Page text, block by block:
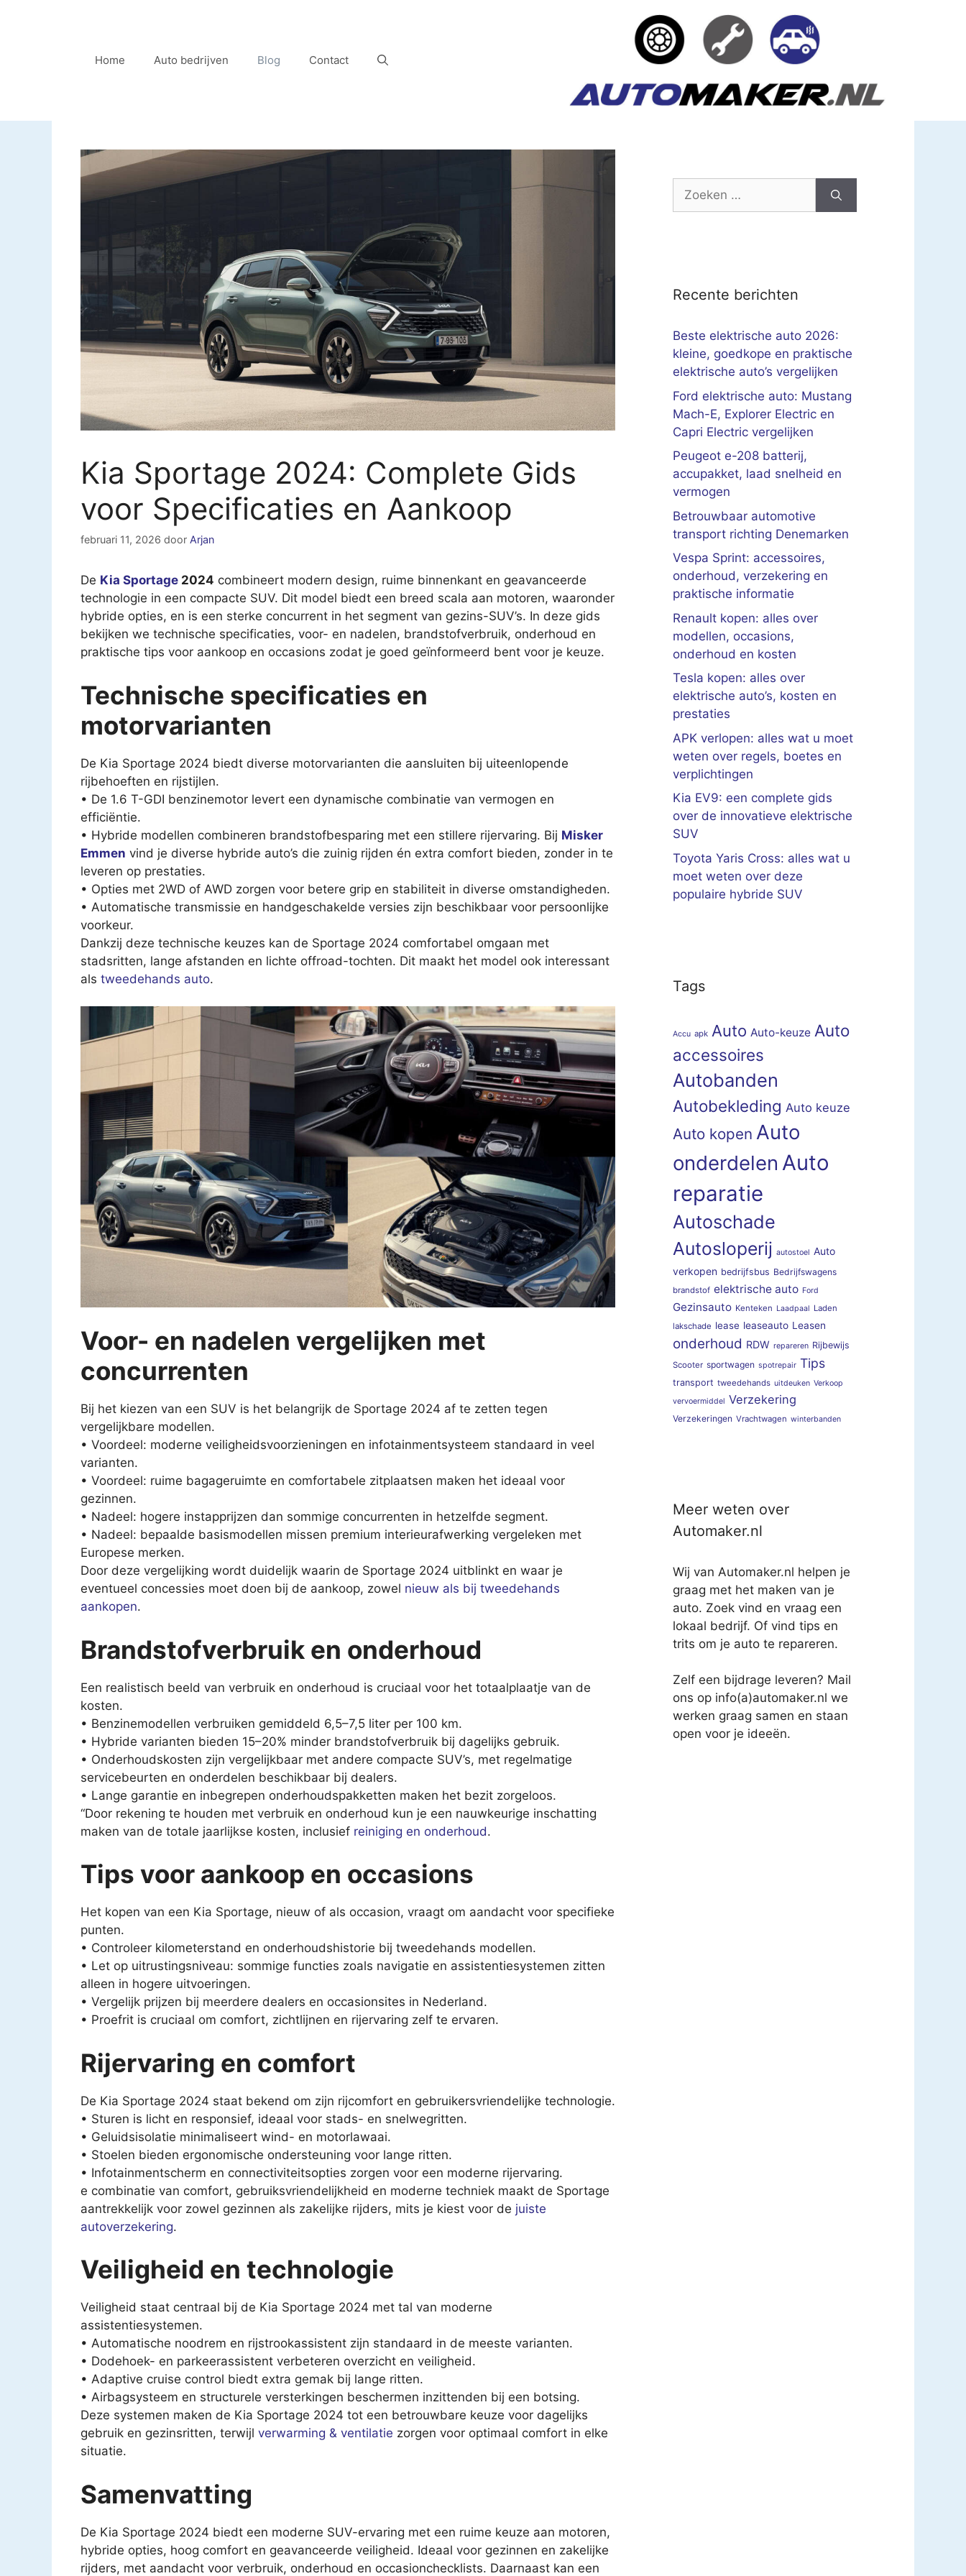
Home Auto bedrijven Blog Contact
Kia Sportage 2024: Complete Gids
voor Specificaties en Aankoop
februari 11, 2026 door Arjan
De Kia Sportage 2024 combineert modern design, ruime binnenkant en geavanceerde
technologie in een compacte SUV. Dit model biedt een breed scala aan motoren, waaronder
hybride opties, en is een sterke concurrent in het segment van gezins-SUV’s. In deze gids
bekijken we technische specificaties, voor- en nadelen, brandstofverbruik, onderhoud en
praktische tips voor aankoop en occasions zodat je goed geïnformeerd bent voor je keuze.
Technische specificaties en
motorvarianten
De Kia Sportage 2024 biedt diverse motorvarianten die aansluiten bij uiteenlopende
rijbehoeften en rijstijlen.
• De 1.6 T-GDI benzinemotor levert een dynamische combinatie van vermogen en
efficiëntie.
• Hybride modellen combineren brandstofbesparing met een stillere rijervaring. Bij Misker
Emmen vind je diverse hybride auto’s die zuinig rijden én extra comfort bieden, zonder in te
leveren op prestaties.
• Opties met 2WD of AWD zorgen voor betere grip en stabiliteit in diverse omstandigheden.
• Automatische transmissie en handgeschakelde versies zijn beschikbaar voor persoonlijke
voorkeur.
Dankzij deze technische keuzes kan de Sportage 2024 comfortabel omgaan met
stadsritten, lange afstanden en lichte offroad-tochten. Dit maakt het model ook interessant
als tweedehands auto.
Voor- en nadelen vergelijken met
concurrenten
Bij het kiezen van een SUV is het belangrijk de Sportage 2024 af te zetten tegen
vergelijkbare modellen.
• Voordeel: moderne veiligheidsvoorzieningen en infotainmentsysteem standaard in veel
varianten.
• Voordeel: ruime bagageruimte en comfortabele zitplaatsen maken het ideaal voor
gezinnen.
• Nadeel: hogere instapprijzen dan sommige concurrenten in hetzelfde segment.
• Nadeel: bepaalde basismodellen missen premium interieurafwerking vergeleken met
Europese merken.
Door deze vergelijking wordt duidelijk waarin de Sportage 2024 uitblinkt en waar je
eventueel concessies moet doen bij de aankoop, zowel nieuw als bij tweedehands
aankopen.
Brandstofverbruik en onderhoud
Een realistisch beeld van verbruik en onderhoud is cruciaal voor het totaalplaatje van de
kosten.
• Benzinemodellen verbruiken gemiddeld 6,5–7,5 liter per 100 km.
• Hybride varianten bieden 15–20% minder brandstofverbruik bij dagelijks gebruik.
• Onderhoudskosten zijn vergelijkbaar met andere compacte SUV’s, met regelmatige
servicebeurten en onderdelen beschikbaar bij dealers.
• Lange garantie en inbegrepen onderhoudspakketten maken het bezit zorgeloos.
“Door rekening te houden met verbruik en onderhoud kun je een nauwkeurige inschatting
maken van de totale jaarlijkse kosten, inclusief reiniging en onderhoud.
Tips voor aankoop en occasions
Het kopen van een Kia Sportage, nieuw of als occasion, vraagt om aandacht voor specifieke
punten.
• Controleer kilometerstand en onderhoudshistorie bij tweedehands modellen.
• Let op uitrustingsniveau: sommige functies zoals navigatie en assistentiesystemen zitten
alleen in hogere uitvoeringen.
• Vergelijk prijzen bij meerdere dealers en occasionsites in Nederland.
• Proefrit is cruciaal om comfort, zichtlijnen en rijervaring zelf te ervaren.
Rijervaring en comfort
De Kia Sportage 2024 staat bekend om zijn rijcomfort en gebruikersvriendelijke technologie.
• Sturen is licht en responsief, ideaal voor stads- en snelwegritten.
• Geluidsisolatie minimaliseert wind- en motorlawaai.
• Stoelen bieden ergonomische ondersteuning voor lange ritten.
• Infotainmentscherm en connectiviteitsopties zorgen voor een moderne rijervaring.
e combinatie van comfort, gebruiksvriendelijkheid en moderne techniek maakt de Sportage
aantrekkelijk voor zowel gezinnen als zakelijke rijders, mits je kiest voor de juiste
autoverzekering.
Veiligheid en technologie
Veiligheid staat centraal bij de Kia Sportage 2024 met tal van moderne
assistentiesystemen.
• Automatische noodrem en rijstrookassistent zijn standaard in de meeste varianten.
• Dodehoek- en parkeerassistent verbeteren overzicht en veiligheid.
• Adaptive cruise control biedt extra gemak bij lange ritten.
• Airbagsysteem en structurele versterkingen beschermen inzittenden bij een botsing.
Deze systemen maken de Kia Sportage 2024 tot een betrouwbare keuze voor dagelijks
gebruik en gezinsritten, terwijl verwarming & ventilatie zorgen voor optimaal comfort in elke
situatie.
Samenvatting
De Kia Sportage 2024 biedt een moderne SUV-ervaring met een ruime keuze aan motoren,
hybride opties, hoog comfort en geavanceerde veiligheid. Ideaal voor gezinnen en zakelijke
rijders, met aandacht voor verbruik, onderhoud en occasionchecklists. Daarnaast kan een
Zoek
Recente berichten
Beste elektrische auto 2026:
kleine, goedkope en praktische
elektrische auto’s vergelijken
Ford elektrische auto: Mustang
Mach-E, Explorer Electric en
Capri Electric vergelijken
Peugeot e-208 batterij,
accupakket, laad snelheid en
vermogen
Betrouwbaar automotive
transport richting Denemarken
Vespa Sprint: accessoires,
onderhoud, verzekering en
praktische informatie
Renault kopen: alles over
modellen, occasions,
onderhoud en kosten
Tesla kopen: alles over
elektrische auto’s, kosten en
prestaties
APK verlopen: alles wat u moet
weten over regels, boetes en
verplichtingen
Kia EV9: een complete gids
over de innovatieve elektrische
SUV
Toyota Yaris Cross: alles wat u
moet weten over deze
populaire hybride SUV
Tags
Accu apk Auto Auto-keuze Auto
accessoires
Autobanden
Autobekleding Auto keuze
Auto kopen Auto
onderdelen Auto
reparatie
Autoschade
Autosloperij autostoel Auto
verkopen bedrijfsbus Bedrijfswagens
brandstof elektrische auto Ford
Gezinsauto Kenteken Laadpaal Laden
lakschade lease leaseauto Leasen
onderhoud RDW repareren Rijbewijs
Scooter sportwagen spotrepair Tips
transport tweedehands uitdeuken Verkoop
vervoermiddel Verzekering
Verzekeringen Vrachtwagen winterbanden
Meer weten over
Automaker.nl
Wij van Automaker.nl helpen je
graag met het maken van je
auto. Zoek vind en vraag een
lokaal bedrijf. Of vind tips en
trits om je auto te repareren.
Zelf een bijdrage leveren? Mail
ons op info(a)automaker.nl we
werken graag samen en staan
open voor je ideeën.